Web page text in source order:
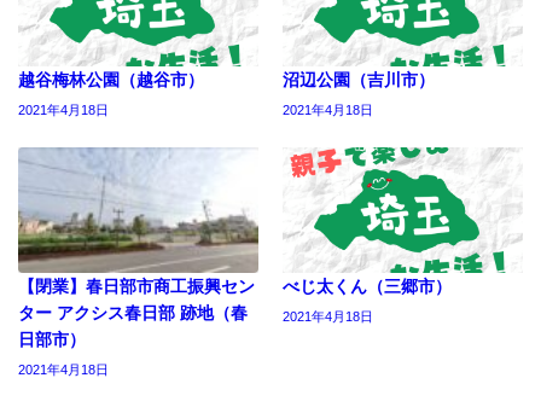
越谷梅林公園（越谷市）
2021年4月18日
沼辺公園（吉川市）
2021年4月18日
【閉業】春日部市商工振興セン
ター アクシス春日部 跡地（春
日部市）
2021年4月18日
べじ太くん（三郷市）
2021年4月18日